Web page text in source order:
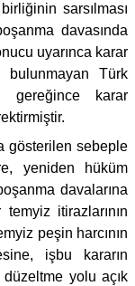
sarsılması
davasında
uyarınca karar
bulunmayan Türk
gereğince karar
gösterilen sebeple
yeniden hüküm
davalarına
itirazlarının
peşin harcının
işbu kararın
yolu açık